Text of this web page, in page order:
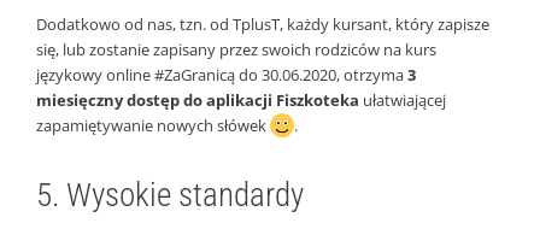
Dodatkowo od nas, tzn. od TplusT, każdy kursant, który zapisze
się, lub zostanie zapisany przez swoich rodziców na kurs
językowy online #ZaGranicą do 30.06.2020, otrzyma3
miesięczny dostęp do aplikacji Fiszkoteka ułatwiającej
zapamiętywanie nowych słówek
.
5. Wysokie standardy